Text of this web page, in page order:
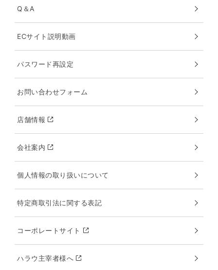
Q＆A
ECサイト説明動画
パスワード再設定
お問い合わせフォーム
店舗情報
会社案内
個人情報の取り扱いについて
特定商取引法に関する表記
コーポレートサイト
ハラウ主宰者様へ